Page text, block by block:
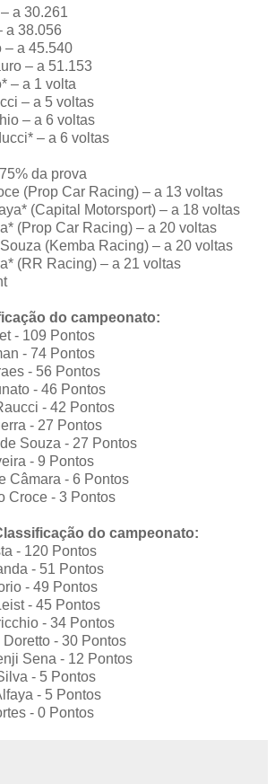
a 30.261
a 38.056
– a 45.540
– a 51.153
– a 1 volta
– a 5 voltas
– a 6 voltas
– a 6 voltas
da prova
(Prop Car Racing) – a 13 voltas
(Capital Motorsport) – a 18 voltas
(Prop Car Racing) – a 20 voltas
(Kemba Racing) – a 20 voltas
(RR Racing) – a 21 voltas
do campeonato:
- 109 Pontos
- 74 Pontos
- 56 Pontos
- 46 Pontos
- 42 Pontos
- 27 Pontos
Souza - 27 Pontos
- 9 Pontos
Câmara - 6 Pontos
Croce - 3 Pontos
do campeonato:
- 120 Pontos
- 51 Pontos
- 49 Pontos
- 45 Pontos
- 34 Pontos
Doretto - 30 Pontos
Sena - 12 Pontos
- 5 Pontos
- 5 Pontos
- 0 Pontos